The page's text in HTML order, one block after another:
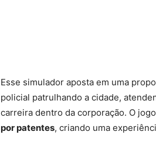
Esse simulador aposta em uma
policial patrulhando a cidade,
carreira dentro da corporação. O
por patentes, criando uma